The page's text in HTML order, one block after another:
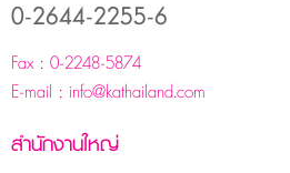
0-2644-2255-6
Fax : 0-2248-5874
E-mail : info@kathailand.com
สำนักงานใหญ่